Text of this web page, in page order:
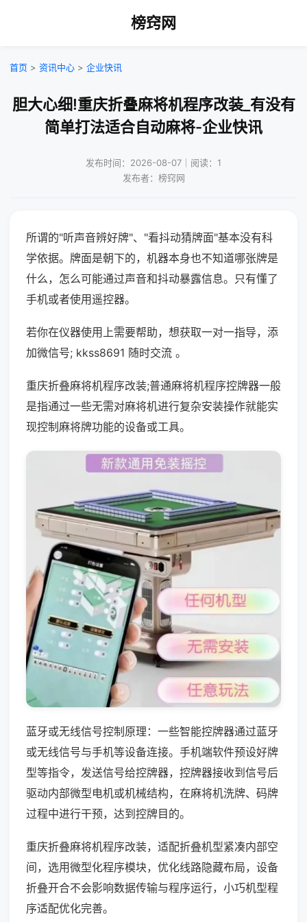
榜窍网
首页 > 资讯中心 > 企业快讯
胆大心细!重庆折叠麻将机程序改装_有没有
简单打法适合自动麻将-企业快讯
发布时间：2026-08-07｜阅读：1
发布者：榜窍网
所谓的"听声音辨好牌"、"看抖动猜牌面"基本没有科
学依据。牌面是朝下的，机器本身也不知道哪张牌是
什么，怎么可能通过声音和抖动暴露信息。只有懂了
手机或者使用遥控器。
若你在仪器使用上需要帮助，想获取一对一指导，添
加微信号; kkss8691 随时交流 。
重庆折叠麻将机程序改装;普通麻将机程序控牌器一般
是指通过一些无需对麻将机进行复杂安装操作就能实
现控制麻将牌功能的设备或工具。
蓝牙或无线信号控制原理：一些智能控牌器通过蓝牙
或无线信号与手机等设备连接。手机端软件预设好牌
型等指令，发送信号给控牌器，控牌器接收到信号后
驱动内部微型电机或机械结构，在麻将机洗牌、码牌
过程中进行干预，达到控牌目的。
重庆折叠麻将机程序改装，适配折叠机型紧凑内部空
间，选用微型化程序模块，优化线路隐藏布局，设备
折叠开合不会影响数据传输与程序运行，小巧机型程
序适配优化完善。